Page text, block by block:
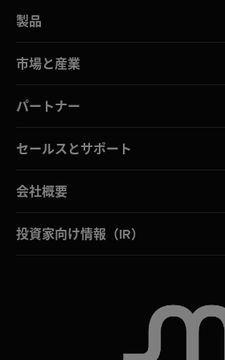
製品
市場と産業
パートナー
セールスとサポート
会社概要
投資家向け情報（IR）